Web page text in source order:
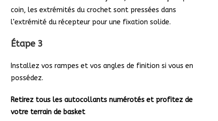
coin, les extrémités du crochet sont pressées dans
l’extrémité du récepteur pour une fixation solide.
Étape 3
Installez vos rampes et vos angles de finition si vous en
possédez.
Retirez tous les autocollants numérotés et profitez de
votre terrain de basket